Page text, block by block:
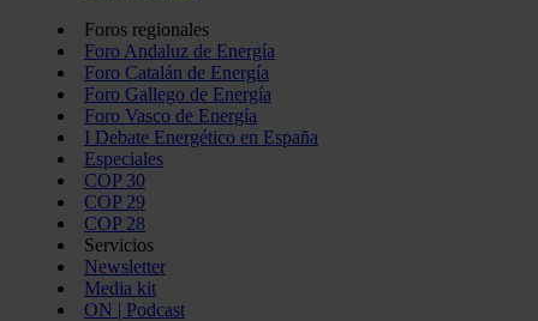
Foros regionales
Foro Andaluz de Energía
Foro Catalán de Energía
Foro Gallego de Energía
Foro Vasco de Energía
I Debate Energético en España
Especiales
COP 30
COP 29
COP 28
Servicios
Newsletter
Media kit
ON | Podcast